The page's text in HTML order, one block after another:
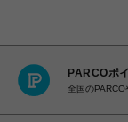
PARCOポ
全国の